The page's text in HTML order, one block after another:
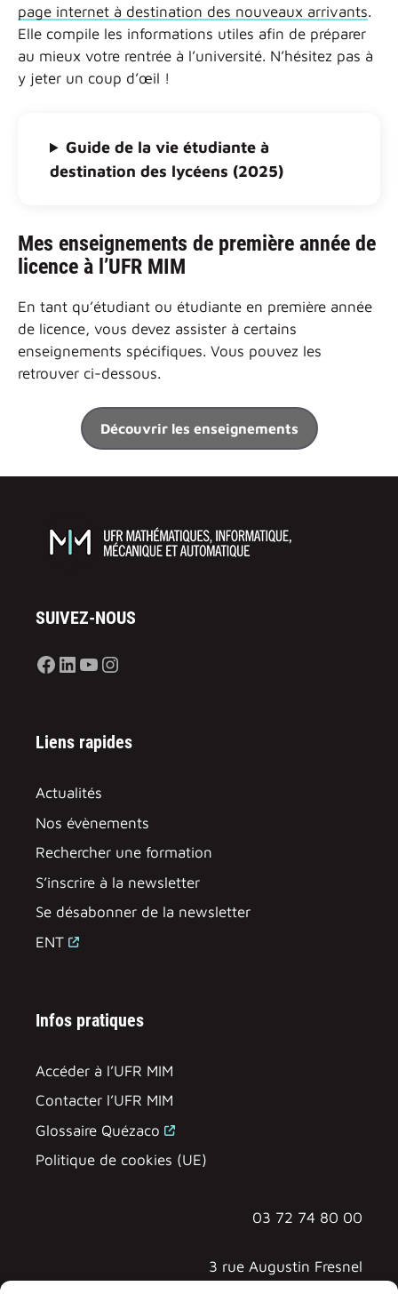
page internet à destination des nouveaux arrivants.
Elle compile les informations utiles afin de préparer
au mieux votre rentrée à l’université. N’hésitez pas à
y jeter un coup d’œil !
Guide de la vie étudiante à
destination des lycéens (2025)
Mes enseignements de première année de
licence à l’UFR MIM
En tant qu’étudiant ou étudiante en première année
de licence, vous devez assister à certains
enseignements spécifiques. Vous pouvez les
retrouver ci-dessous.
Découvrir les enseignements
SUIVEZ-NOUS
Facebook
LinkedIn
YouTube
Instagram
Liens rapides
Actualités
Nos évènements
Rechercher une formation
S’inscrire à la newsletter
Se désabonner de la newsletter
ENT
Infos pratiques
Accéder à l’UFR MIM
Contacter l’UFR MIM
Glossaire Quézaco
Politique de cookies (UE)
03 72 74 80 00
3 rue Augustin Fresnel